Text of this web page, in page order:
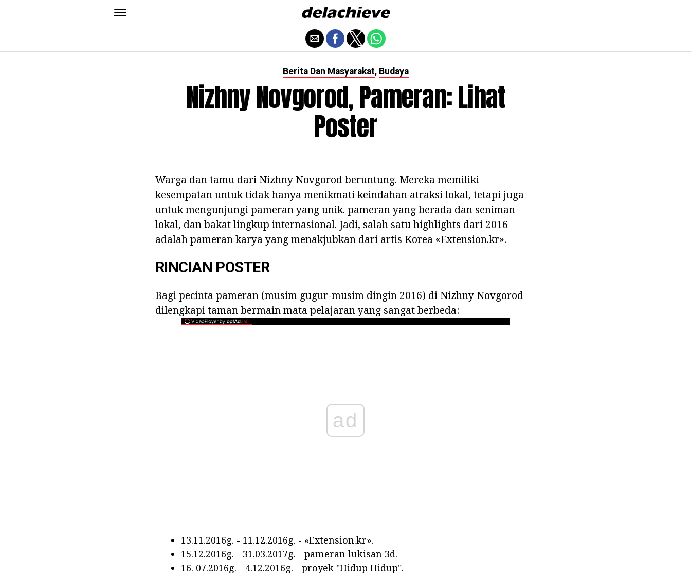
Berita Dan Masyarakat, Budaya
Nizhny Novgorod, Pameran: Lihat
Poster
Warga dan tamu dari Nizhny Novgorod beruntung. Mereka memiliki
kesempatan untuk tidak hanya menikmati keindahan atraksi lokal, tetapi juga
untuk mengunjungi pameran yang unik. pameran yang berada dan seniman
lokal, dan bakat lingkup internasional. Jadi, salah satu highlights dari 2016
adalah pameran karya yang menakjubkan dari artis Korea «Extension.kr».
RINCIAN POSTER
Bagi pecinta pameran (musim gugur-musim dingin 2016) di Nizhny Novgorod
dilengkapi taman bermain mata pelajaran yang sangat berbeda:
ad
13.11.2016g. - 11.12.2016g. - «Extension.kr».
15.12.2016g. - 31.03.2017g. - pameran lukisan 3d.
16. 07.2016g. - 4.12.2016g. - proyek "Hidup Hidup".